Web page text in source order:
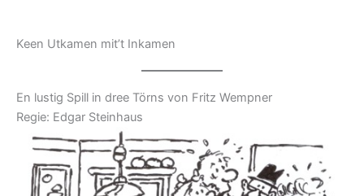
Keen Utkamen mit’t Inkamen
En lustig Spill in dree Törns von Fritz Wempner
Regie: Edgar Steinhaus